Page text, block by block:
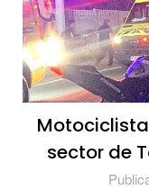
sector de